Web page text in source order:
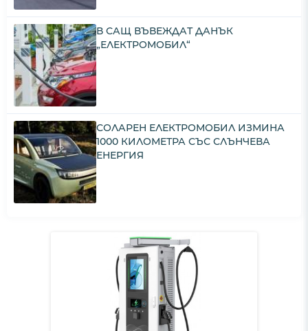
В САЩ ВЪВЕЖДАТ ДАНЪК
„ЕЛЕКТРОМОБИЛ“
СОЛАРЕН ЕЛЕКТРОМОБИЛ ИЗМИНА
1000 КИЛОМЕТРА СЪС СЛЪНЧЕВА
ЕНЕРГИЯ